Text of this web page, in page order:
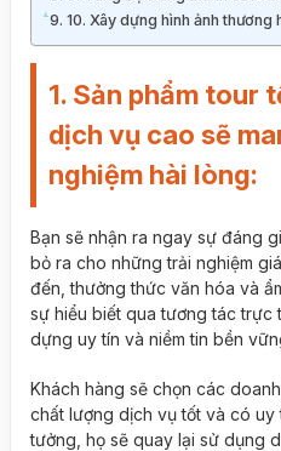
10. Xây dựng hình ảnh thương
1. Sản phẩm tour
dịch vụ cao sẽ
nghiệm hài lòng:
Bạn sẽ nhận ra ngay sự đáng
bỏ ra cho những trải nghiệm
đến, thưởng thức văn hóa và
sự hiểu biết qua tương tác trực
dựng uy tín và niềm tin bền
Khách hàng sẽ chọn các
chất lượng dịch vụ tốt và có uy
tưởng, họ sẽ quay lại sử dụng